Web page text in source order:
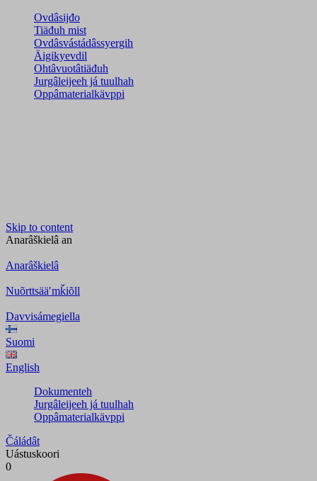
Ovdâsijđo
Tiäđuh mist
Ovdâsvástádâssyergih
Äigikyevdil
Ohtâvuotâtiäđuh
Jurgâleijeeh já tuulhah
Oppâmaterialkävppi
Skip to content
Anarâškielâ an
Anarâškielâ
Nuõrttsääʹmǩiõll
Davvisámegiella
Suomi
English
Dokumenteh
Jurgâleijeeh já tuulhah
Oppâmaterialkävppi
Čáládât
Uástuskoori
0